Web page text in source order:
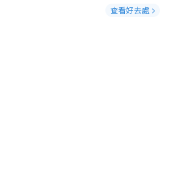
查看好去處